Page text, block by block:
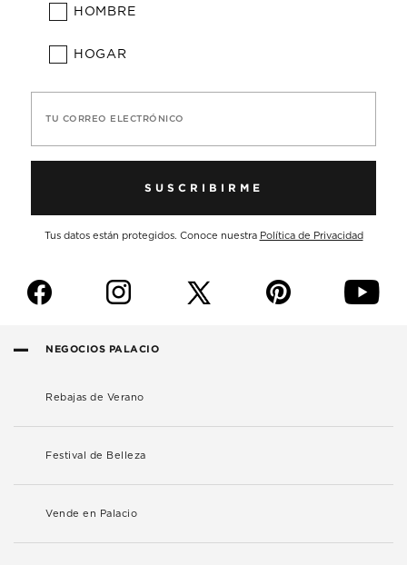
HOMBRE
HOGAR
TU CORREO ELECTRÓNICO
SUSCRIBIRME
Tus datos están protegidos. Conoce nuestra Política de Privacidad
f i p y
NEGOCIOS PALACIO
Rebajas de Verano
Festival de Belleza
Vende en Palacio